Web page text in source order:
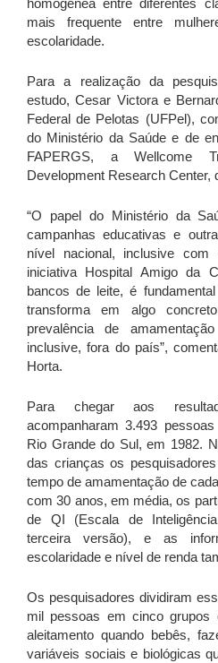
homogênea entre diferentes
mais frequente entre
escolaridade.
Para a realização da
estudo, Cesar Victora e
Federal de Pelotas (UFPel),
do Ministério da Saúde e de
FAPERGS, a Wellcome
Development Research Center,
“O papel do Ministério da
campanhas educativas e
nível nacional, inclusive
iniciativa Hospital Amigo da
bancos de leite, é
transforma em algo
prevalência de
inclusive, fora do país”,
Horta.
Para chegar aos
acompanharam 3.493
Rio Grande do Sul, em 1982.
das crianças os
tempo de amamentação de
com 30 anos, em média, os
de QI (Escala de
terceira versão), e as
escolaridade e nível de renda
Os pesquisadores dividiram
mil pessoas em cinco
aleitamento quando bebês,
variáveis sociais e biológicas